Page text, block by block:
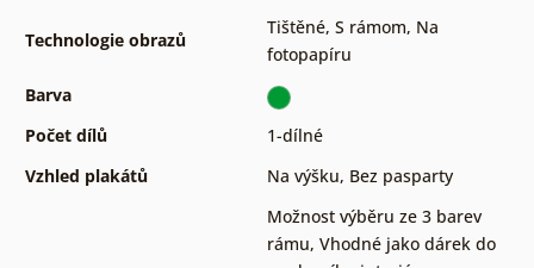
Technologie obrazů
Tištěné, S rámom, Na
fotopapíru
Barva
Počet dílů
1-dílné
Vzhled plakátů
Na výšku, Bez pasparty
Možnost výběru ze 3 barev
rámu, Vhodné jako dárek do